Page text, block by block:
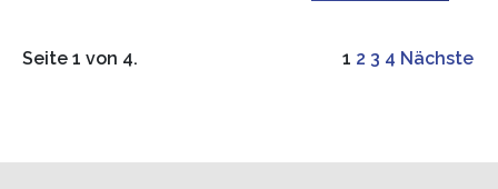
Seite 1 von 4. 1 2 3 4 Nächste